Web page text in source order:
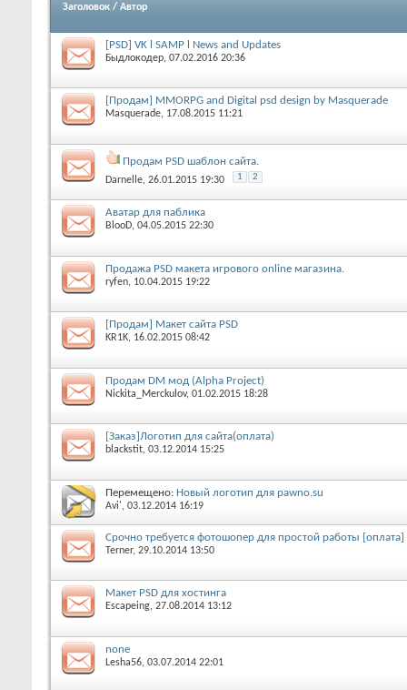
Заголовок / Автор
[PSD] VK l SAMP l News and Updates
Быдлокодер, 07.02.2016 20:36
[Продам] MMORPG and Digital psd design by Masquerade
Masquerade, 17.08.2015 11:21
Продам PSD шаблон сайта.
Darnelle, 26.01.2015 19:30 1 2
Аватар для паблика
BlooD, 04.05.2015 22:30
Продажа PSD макета игрового online магазина.
ryfen, 10.04.2015 19:22
[Продам] Макет сайта PSD
KR1K, 16.02.2015 08:42
Продам DM мод (Alpha Project)
Nickita_Merckulov, 01.02.2015 18:28
[Заказ]Логотип для сайта(оплата)
blackstit, 03.12.2014 15:25
Перемещено: Новый логотип для pawno.su
Avi', 03.12.2014 16:19
Срочно требуется фотошопер для простой работы [оплата]
Terner, 29.10.2014 13:50
Макет PSD для хостинга
Escapeing, 27.08.2014 13:12
none
Lesha56, 03.07.2014 22:01